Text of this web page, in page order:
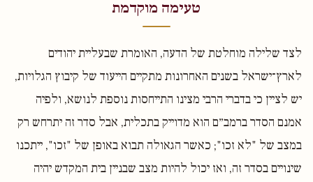
טעימה מוקדמת
לצד שלילה מוחלטת של הדעה, האומרת שבעליית יהודים
לארץ־ישראל בשנים האחרונות מתקיים הייעוד של קיבוץ הגלויות,
יש לציין כי בדברי הרבי מצינו התייחסות נוספת לנושא, ולפיה
אמנם הסדר ברמב״ם הוא מדוייק בתכלית, אבל סדר זה יתרחש רק
במצב של "לא זכו"; כאשר הגאולה תבוא באופן של "זכו", ייתכנו
שינויים בסדר זה, ואז יכול להיות מצב שבניין בית המקדש יהיה